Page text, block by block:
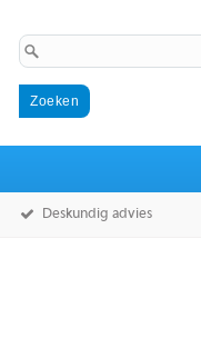
Deskundig advies